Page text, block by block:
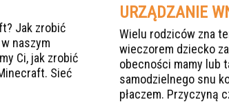
Jak zrobić
naszym
Ci, jak zrobić
Sieć
URZĄDZANIE
Wielu rodziców zna
wieczorem dziecko
obecności mamy lub
samodzielnego snu
płaczem. Przyczyną